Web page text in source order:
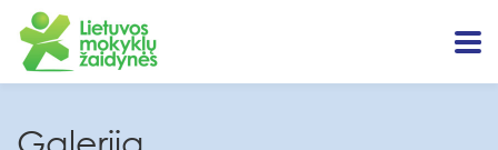
Galerija